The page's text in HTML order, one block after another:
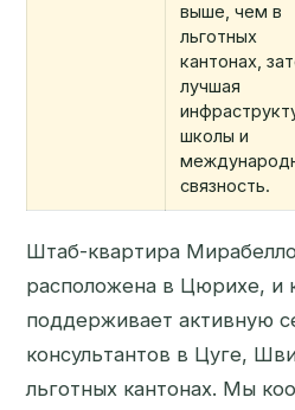
выше, чем в
льготных
кантонах,
лучшая
школы и
связность.
Штаб-квартира
расположена в Цюрихе, и
поддерживает активную
консультантов в Цуге,
льготных кантонах. Мы